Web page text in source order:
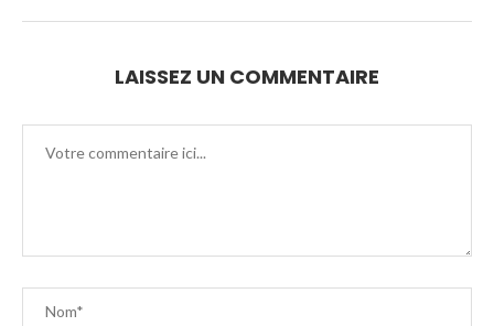
LAISSEZ UN COMMENTAIRE